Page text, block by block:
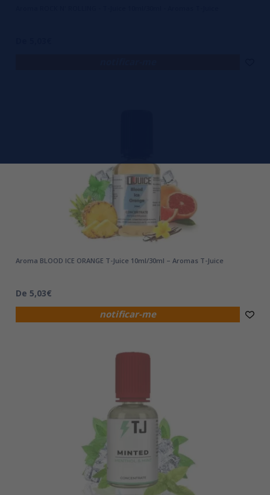
notificar-me
Aroma BLOOD ICE ORANGE T-Juice 10ml/30ml – Aromas T-Juice
De 5,03€